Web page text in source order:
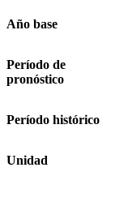
Año base
Período de
pronóstico
Período histórico
Unidad